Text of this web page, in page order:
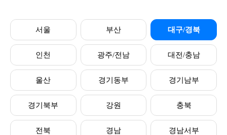
서울 부산 대구/경북
인천 광주/전남 대전/충남
울산 경기동부 경기남부
경기북부 강원 충북
전북 경남 경남서부